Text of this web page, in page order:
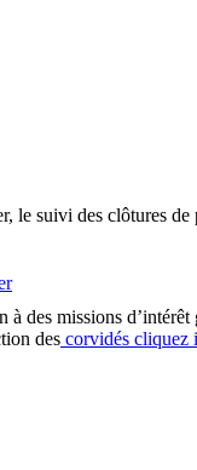
le suivi des clôtures
des missions
des corvidés cliquez